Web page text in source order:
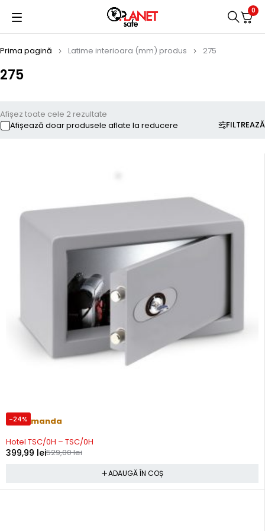
0
275
Prima pagină Latime interioara (mm) produs 275
FILTREAZĂ
Afișez toate cele 2 rezultate
Afișează doar produsele aflate la reducere
-24%
Precomanda
Hotel TSC/0H – TSC/0H
529,00lei
399,99 lei
ADAUGĂ ÎN COȘ